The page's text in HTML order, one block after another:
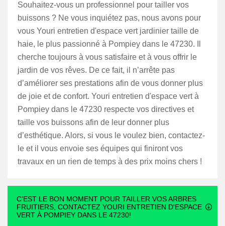
Souhaitez-vous un professionnel pour tailler vos
buissons ? Ne vous inquiétez pas, nous avons pour
vous Youri entretien d'espace vert jardinier taille de
haie, le plus passionné à Pompiey dans le 47230. Il
cherche toujours à vous satisfaire et à vous offrir le
jardin de vos rêves. De ce fait, il n’arrête pas
d’améliorer ses prestations afin de vous donner plus
de joie et de confort. Youri entretien d'espace vert à
Pompiey dans le 47230 respecte vos directives et
taille vos buissons afin de leur donner plus
d’esthétique. Alors, si vous le voulez bien, contactez-
le et il vous envoie ses équipes qui finiront vos
travaux en un rien de temps à des prix moins chers !
C’EST LE BON MOMENT POUR TAILLER VOS ARBRES
FRUITIERS, CONTACTEZ YOURI ENTRETIEN D'ESPACE
VERT À POMPIEY DANS LE 47230!